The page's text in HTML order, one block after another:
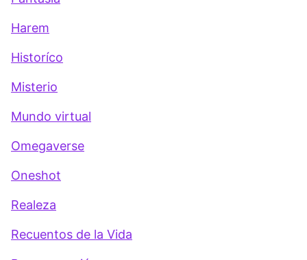
Harem
Historíco
Misterio
Mundo virtual
Omegaverse
Oneshot
Realeza
Recuentos de la Vida